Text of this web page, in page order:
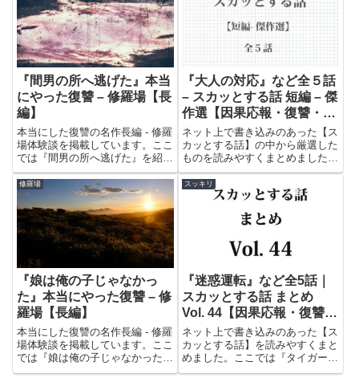
『間男の所へ逃げた』本当
にやった復讐 – 修羅場【長
編】
本当にした復讐の名作長編 - 修羅
場体験談を掲載しています。ここ
では『間男の所へ逃げた』を紹介
しています。悪い奴らへの復讐劇
をお楽しみください。
『大人の対応』など全５話
– スカッとする話 短編 – 傑
作選【因果応報・復讐・武
勇伝】
ネット上で書き込みのあった【ス
カッとする話】の中から厳選した
ものを読みやすくまとめました。
世の中の無礼で恥知らずな人たち
のやられっぷりをお楽しみくださ
修羅場
『娘は俺の子じゃなかっ
た』本当にやった復讐 – 修
羅場【長編】
本当にした復讐の名作長編 - 修羅
場体験談を掲載しています。ここ
では『娘は俺の子じゃなかった』
を紹介しています。悪い奴らへの
スッキリ
『迷惑運転』など全5話｜
スカッとする話 まとめ
Vol. 44【因果応報・復讐・
武勇伝】
ネット上で書き込みのあった【ス
カッとする話】を読みやすくまと
めました。ここでは『タイガーバ
ーム』『恨みつらみメール』『い